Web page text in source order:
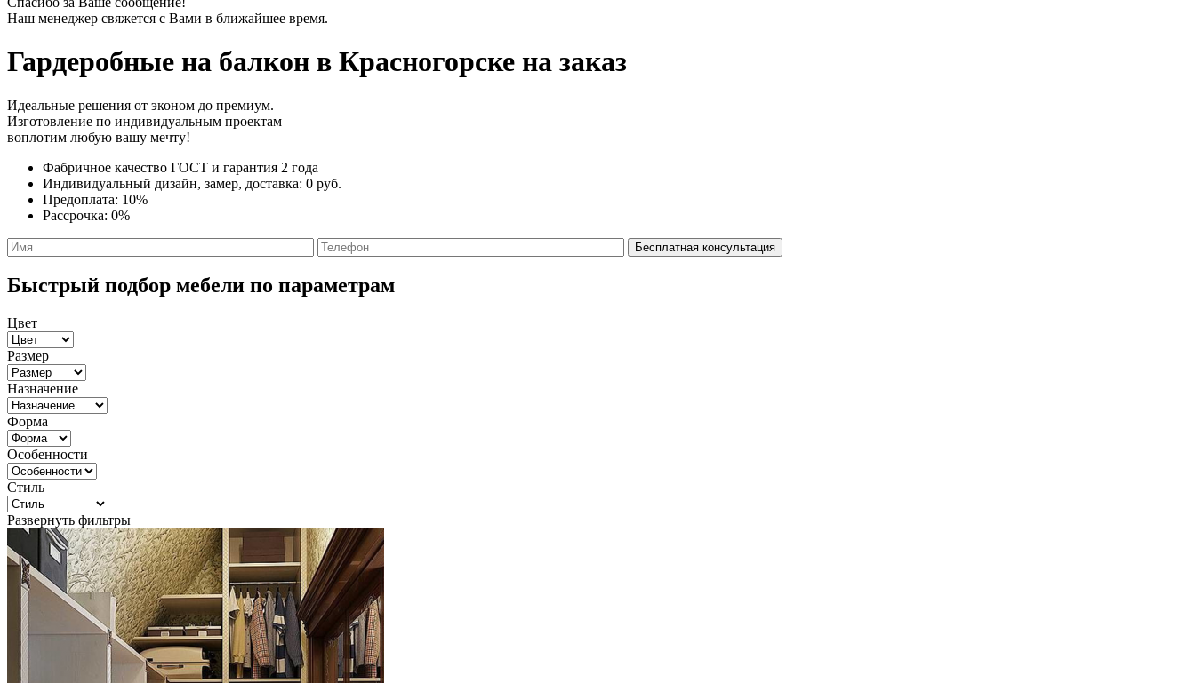
Наш менеджер свяжется с Вами в ближайшее время.
Гардеробные на балкон в Красногорске на заказ
Идеальные решения от эконом до премиум.
Изготовление по индивидуальным проектам —
воплотим любую вашу мечту!
Фабричное качество ГОСТ и гарантия 2 года
Индивидуальный дизайн, замер, доставка: 0 руб.
Предоплата: 10%
Рассрочка: 0%
Быстрый подбор мебели по параметрам
Цвет
Размер
Назначение
Форма
Особенности
Стиль
Развернуть фильтры